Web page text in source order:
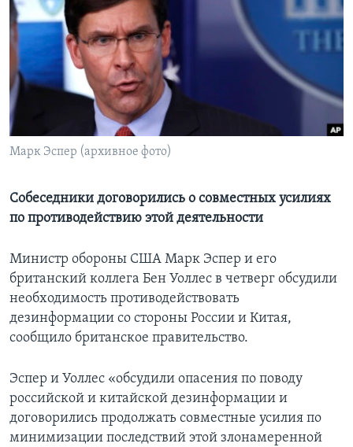
Learning English
СОЦИАЛЬНЫЕ СЕТИ
Языки
Марк Эспер (архивное фото)
Собеседники договорились о совместных усилиях
по противодействию этой деятельности
Министр обороны США Марк Эспер и его
британский коллега Бен Уоллес в четверг обсудили
необходимость противодействовать
дезинформации со стороны России и Китая,
сообщило британское правительство.
Эспер и Уоллес «обсудили опасения по поводу
российской и китайской дезинформации и
договорились продолжать совместные усилия по
минимизации последствий этой злонамеренной